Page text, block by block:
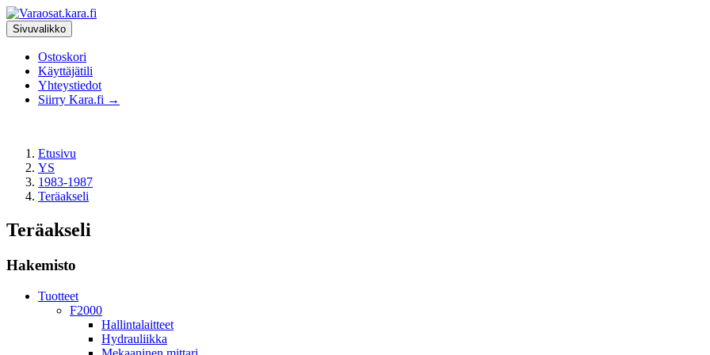
Sivuvalikko
Ostoskori
Käyttäjätili
Yhteystiedot
Siirry Kara.fi →
Etusivu
YS
1983-1987
Teräakseli
Teräakseli
Hakemisto
Tuotteet
F2000
Hallintalaitteet
Hydrauliikka